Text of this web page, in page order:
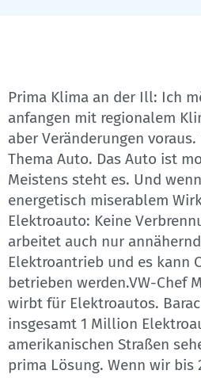
Prima Klima an der Ill: Ich
anfangen mit regionalem
aber Veränderungen
Thema Auto. Das Auto ist
Meistens steht es. Und
energetisch miserablem
Elektroauto: Keine
arbeitet auch nur
Elektroantrieb und es kann
betrieben werden.VW-Chef
wirbt für Elektroautos.
insgesamt 1 Million
amerikanischen Straßen
prima Lösung. Wenn wir